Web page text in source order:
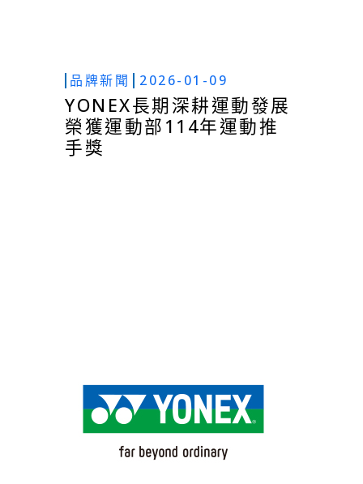
品牌新聞 2026-01-09
YONEX長期深耕運動發展
榮獲運動部114年運動推
手獎